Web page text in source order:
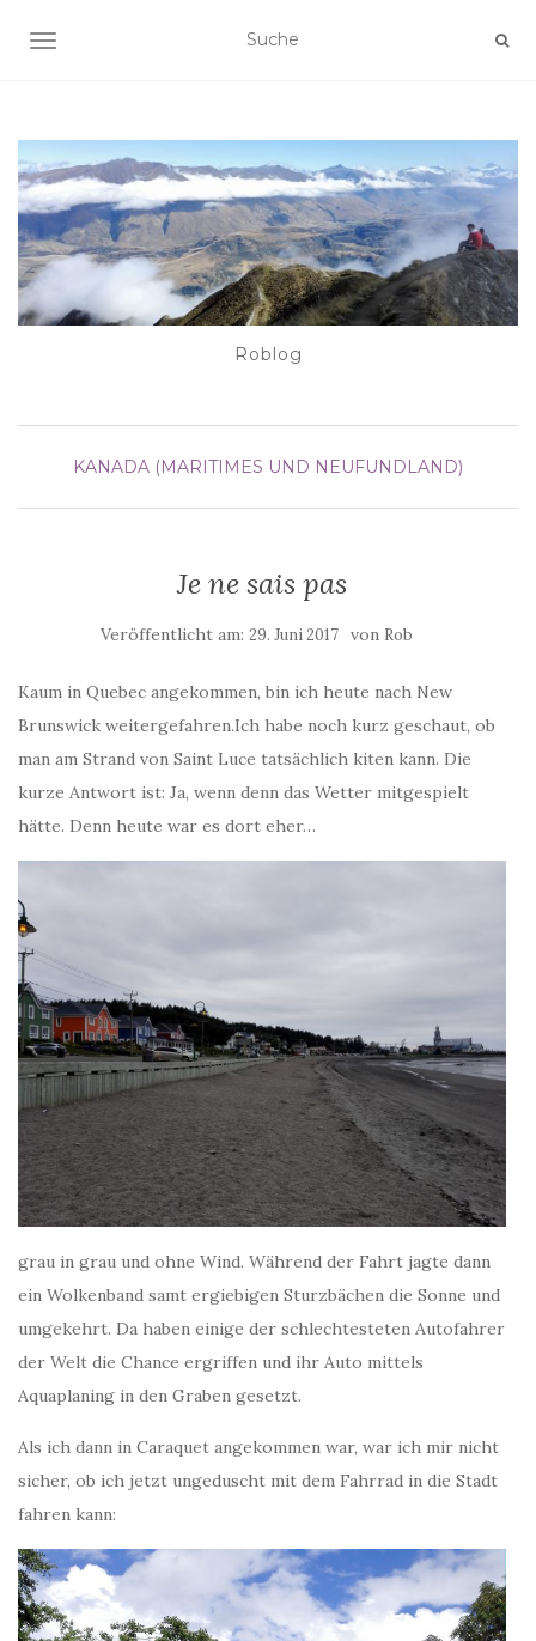
NAVIGATION EIN-/AUSSCHALTEN
Roblog
KANADA (MARITIMES UND NEUFUNDLAND)
Je ne sais pas
Veröffentlicht am: 29. Juni 2017 von Rob
Kaum in Quebec angekommen, bin ich heute nach New
Brunswick weitergefahren.Ich habe noch kurz geschaut, ob
man am Strand von Saint Luce tatsächlich kiten kann. Die
kurze Antwort ist: Ja, wenn denn das Wetter mitgespielt
hätte. Denn heute war es dort eher…
grau in grau und ohne Wind. Während der Fahrt jagte dann
ein Wolkenband samt ergiebigen Sturzbächen die Sonne und
umgekehrt. Da haben einige der schlechtesteten Autofahrer
der Welt die Chance ergriffen und ihr Auto mittels
Aquaplaning in den Graben gesetzt.
Als ich dann in Caraquet angekommen war, war ich mir nicht
sicher, ob ich jetzt ungeduscht mit dem Fahrrad in die Stadt
fahren kann: